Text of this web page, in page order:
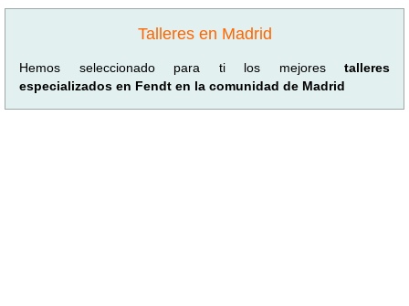
Talleres en Madrid
Hemos seleccionado para ti los mejores talleres
especializados en Fendt en la comunidad de Madrid